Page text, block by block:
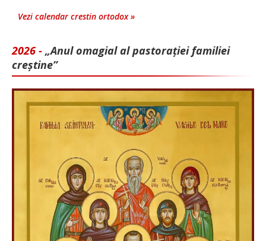
Vezi calendar crestin ortodox »
2026 - „Anul omagial al pastorației familiei
creștine”